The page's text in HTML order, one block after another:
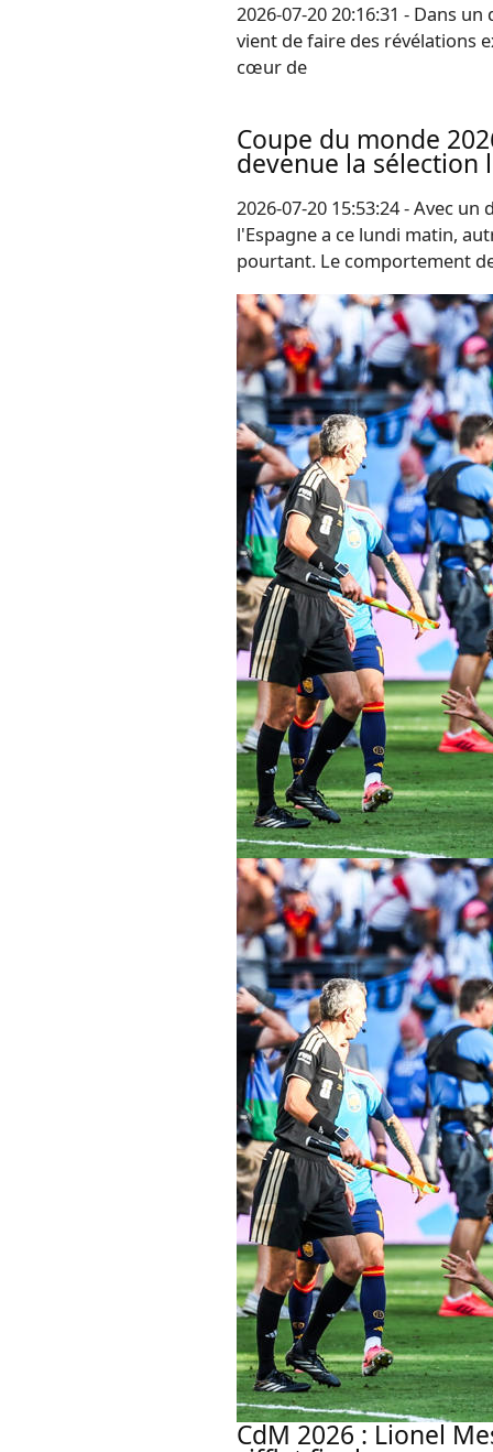
2026-07-20 20:16:31 - Dans
vient de faire des révélations
cœur de
Coupe du monde
devenue la sélection
2026-07-20 15:53:24 - Avec
l'Espagne a ce lundi matin,
pourtant. Le comportement
CdM 2026 : Lionel